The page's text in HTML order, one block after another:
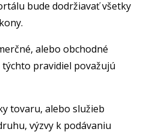
bude dodržiavať všetky
alebo obchodné
týchto pravidiel považujú
tovaru, alebo služieb
výzvy k podávaniu